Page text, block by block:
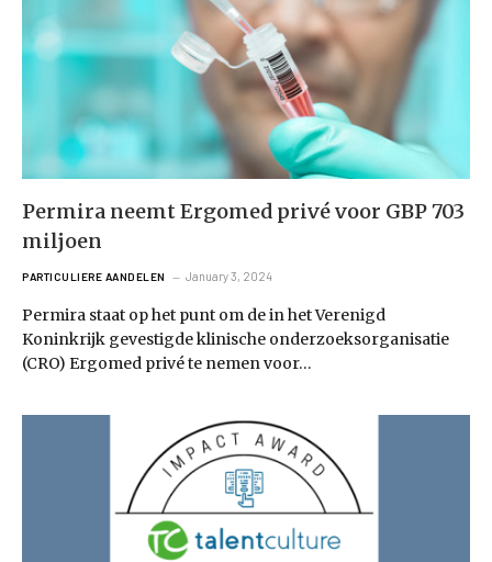
Permira neemt Ergomed privé voor GBP 703
miljoen
PARTICULIERE AANDELEN January 3, 2024
Permira staat op het punt om de in het Verenigd
Koninkrijk gevestigde klinische onderzoeksorganisatie
(CRO) Ergomed privé te nemen voor…